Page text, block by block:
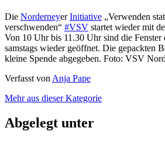
Die NorderneyerInitiative „Verwenden
verschwenden“ #VSV startet wieder mit
Von 10 Uhr bis 11.30 Uhr sind die Fenster
samstags wieder geöffnet. Die gepackten
kleine Spende abgegeben. Foto: VSV
Verfasst vonAnja Pape
Mehr aus dieser Kategorie
Abgelegt unter